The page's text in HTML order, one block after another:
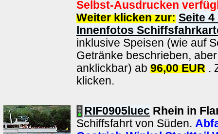
Selbst-Ausdrucken
Weiter klicken zur: Seite
Innenfotos
inklusive Speisen (wie auf
Getränke beschrieben,
anklickbar) ab 96,00 EUR .
klicken.
RIF0905luec Rhein in
Schiffsfahrt von Süden.